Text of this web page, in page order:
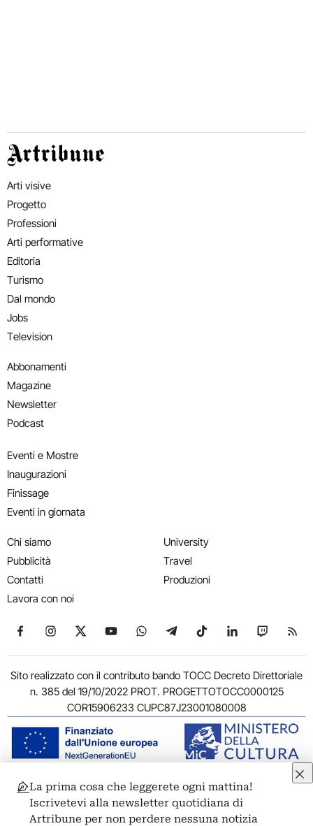
Artribune
Arti visive
Progetto
Professioni
Arti performative
Editoria
Turismo
Dal mondo
Jobs
Television
Abbonamenti
Magazine
Newsletter
Podcast
Eventi e Mostre
Inaugurazioni
Finissage
Eventi in giornata
Chi siamo
Pubblicità
Contatti
Lavora con noi
University
Travel
Produzioni
Seguici su Facebook
Seguici su Instagram
Seguici su X
Seguici su YouTube
Seguici su WhatsApp
Seguici su Telegram
Seguici su TikTok
Seguici su
Seguici
Sito realizzato con il contributo bando TOCC Decreto Direttoriale
n. 385 del 19/10/2022 PROT. PROGETTOTOCC0000125
COR15906233 CUPC87J23001080008
© 2011-2026 ARTRIBUNE srl – Corso Vittorio Emanuele II, 287 –
00186 Roma - P.I. 11381581005
Privacy: Responsabile della protezione dei dati personali
La prima cosa che leggerete ogni mattina!
Iscrivetevi alla newsletter quotidiana di
Artribune per non perdere nessuna notizia